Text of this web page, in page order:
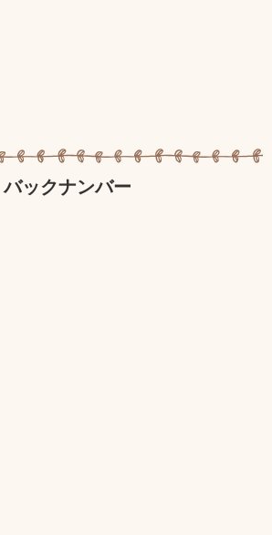
バックナンバー